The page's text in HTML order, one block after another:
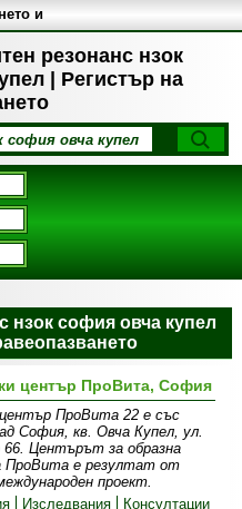
резонанс нзок
| Регистър на
и
нзок софия овча купел
център ПроВита, София
ПроВита 22 е със
София, кв. Овча Купел, ул.
Центърът за образна
ПроВита e резултат от
проект.
Изследвания Консултации